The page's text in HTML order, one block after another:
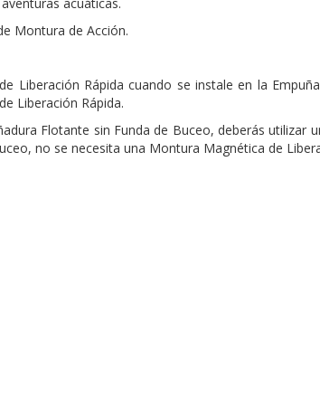
acuáticas.
Montura de Acción.
Liberación Rápida cuando se instale en la
Liberación Rápida.
Flotante sin Funda de Buceo, deberás utilizar
no se necesita una Montura Magnética de